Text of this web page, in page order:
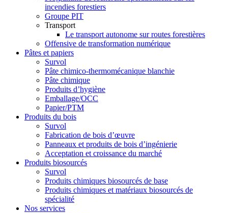
incendies forestiers
Groupe PIT
Transport
Le transport autonome sur routes forestières
Offensive de transformation numérique
Pâtes et papiers
Survol
Pâte chimico-thermomécanique blanchie
Pâte chimique
Produits d’hygiène
Emballage/OCC
Papier/PTM
Produits du bois
Survol
Fabrication de bois d’œuvre
Panneaux et produits de bois d’ingénierie
Acceptation et croissance du marché
Produits biosourcés
Survol
Produits chimiques biosourcés de base
Produits chimiques et matériaux biosourcés de
spécialité
Nos services